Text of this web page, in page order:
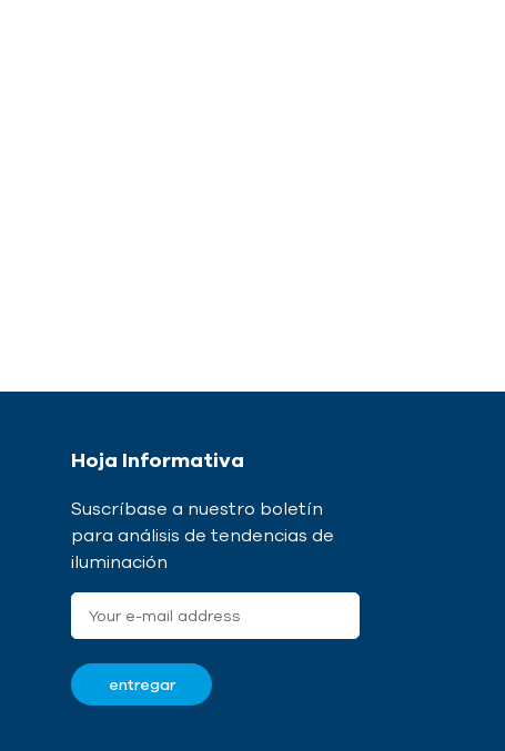
Hoja Informativa
Suscríbase a nuestro boletín
para análisis de tendencias de
iluminación